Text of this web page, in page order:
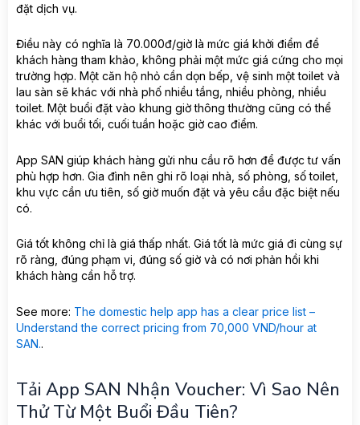
đặt dịch vụ.
Điều này có nghĩa là 70.000đ/giờ là mức giá khởi điểm để
khách hàng tham khảo, không phải một mức giá cứng cho mọi
trường hợp. Một căn hộ nhỏ cần dọn bếp, vệ sinh một toilet và
lau sàn sẽ khác với nhà phố nhiều tầng, nhiều phòng, nhiều
toilet. Một buổi đặt vào khung giờ thông thường cũng có thể
khác với buổi tối, cuối tuần hoặc giờ cao điểm.
App SAN giúp khách hàng gửi nhu cầu rõ hơn để được tư vấn
phù hợp hơn. Gia đình nên ghi rõ loại nhà, số phòng, số toilet,
khu vực cần ưu tiên, số giờ muốn đặt và yêu cầu đặc biệt nếu
có.
Giá tốt không chỉ là giá thấp nhất. Giá tốt là mức giá đi cùng sự
rõ ràng, đúng phạm vi, đúng số giờ và có nơi phản hồi khi
khách hàng cần hỗ trợ.
See more: The domestic help app has a clear price list –
Understand the correct pricing from 70,000 VND/hour at
SAN..
Tải App SAN Nhận Voucher: Vì Sao Nên
Thử Từ Một Buổi Đầu Tiên?